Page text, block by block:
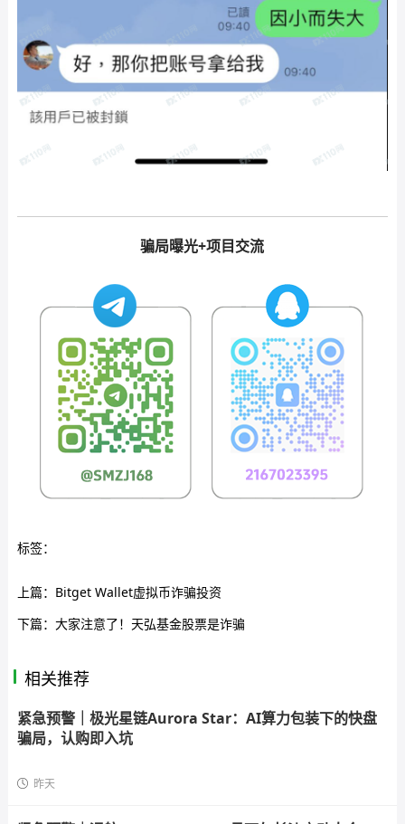
骗局曝光+项目交流
标签：
上篇： Bitget Wallet虚拟币诈骗投资
下篇： 大家注意了！天弘基金股票是诈骗
相关推荐
紧急预警｜极光星链Aurora Star：AI算力包装下的快盘
骗局，认购即入坑
昨天